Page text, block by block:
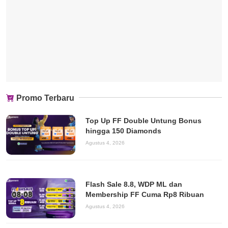
Promo Terbaru
Top Up FF Double Untung Bonus
hingga 150 Diamonds
Agustus 4, 2026
Flash Sale 8.8, WDP ML dan
Membership FF Cuma Rp8 Ribuan
Agustus 4, 2026